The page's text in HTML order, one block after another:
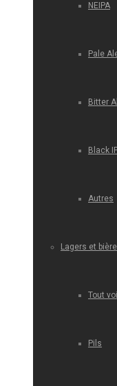
NEIPA
Pale
Bitter
Black
Autres
Lagers et
Tout
Pils